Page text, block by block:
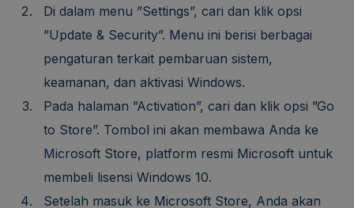
Di dalam menu ”Settings”, cari dan klik opsi
”Update & Security”. Menu ini berisi berbagai
pengaturan terkait pembaruan sistem,
keamanan, dan aktivasi Windows.
Pada halaman ”Activation”, cari dan klik opsi ”Go
to Store”. Tombol ini akan membawa Anda ke
Microsoft Store, platform resmi Microsoft untuk
membeli lisensi Windows 10.
Setelah masuk ke Microsoft Store, Anda akan